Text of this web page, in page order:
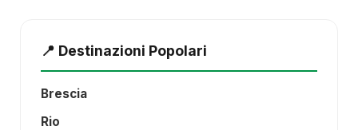
📍 Destinazioni Popolari
Brescia
Rio